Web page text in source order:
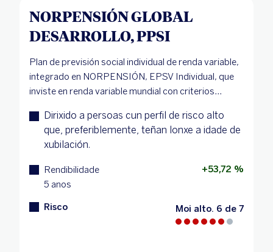
NORPENSIÓN GLOBAL
DESARROLLO, PPSI
Plan de previsión social individual de renda variable,
integrado en NORPENSIÓN, EPSV Individual, que
inviste en renda variable mundial con criterios...
Dirixido a persoas cun perfil de risco alto
que, preferiblemente, teñan lonxe a idade de
xubilación.
Rendibilidade
5 anos
+53,72 %
Risco Moi alto. 6 de 7